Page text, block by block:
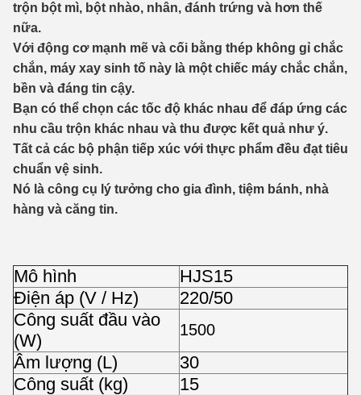
trộn bột mì, bột nhào, nhân, đánh trứng và hơn thế
nữa.
Với động cơ mạnh mẽ và cối bằng thép không gỉ chắc
chắn, máy xay sinh tố này là một chiếc máy chắc chắn,
bền và đáng tin cậy.
Bạn có thể chọn các tốc độ khác nhau để đáp ứng các
nhu cầu trộn khác nhau và thu được kết quả như ý.
Tất cả các bộ phận tiếp xúc với thực phẩm đều đạt tiêu
chuẩn vệ sinh.
Nó là công cụ lý tưởng cho gia đình, tiệm bánh, nhà
hàng và căng tin.
Mô hình
HJS15
Điện áp (V / Hz)
220/50
Công suất đầu vào
(W)
1500
Âm lượng (L)
30
Công suất (kg)
15